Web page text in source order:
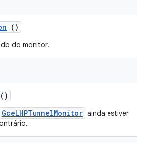
()
do monitor.
()
GceLHPTunnelMonitor ainda estiver